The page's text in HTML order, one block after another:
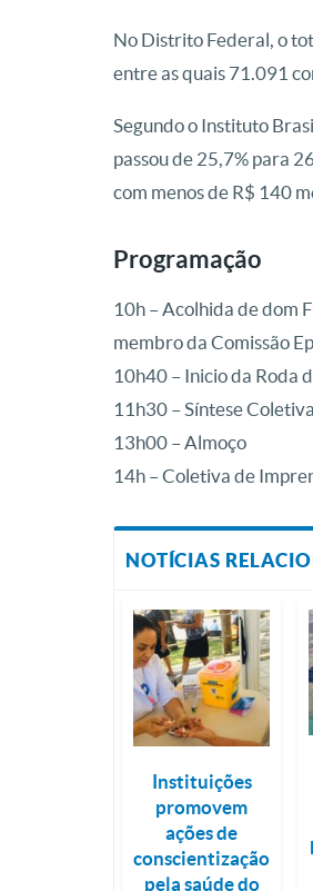
No Distrito Federal, o
entre as quais 71.091
Segundo o Instituto
passou de 25,7% para
com menos de R$ 140
Programação
10h – Acolhida de dom
membro da Comissão
10h40 – Inicio da Roda
11h30 – Síntese
13h00 – Almoço
14h – Coletiva de
NOTÍCIAS
Instituições
promovem
ações de
conscientização
pela saúde do